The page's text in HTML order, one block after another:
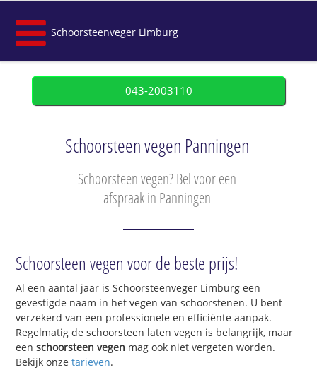
Schoorsteenveger Limburg
043-2003110
Schoorsteen vegen Panningen
Schoorsteen vegen? Bel voor een
afspraak in Panningen
Schoorsteen vegen voor de beste prijs!
Al een aantal jaar is Schoorsteenveger Limburg een
gevestigde naam in het vegen van schoorstenen. U bent
verzekerd van een professionele en efficiënte aanpak.
Regelmatig de schoorsteen laten vegen is belangrijk, maar
eenschoorsteen vegen mag ook niet vergeten worden.
Bekijk onzetarieven.